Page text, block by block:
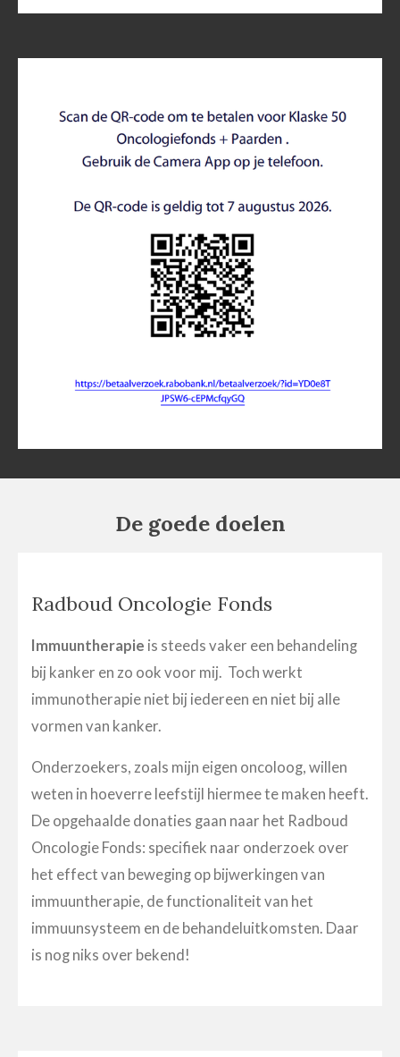
De goede doelen
Radboud Oncologie Fonds
Immuuntherapie is steeds vaker een behandeling
bij kanker en zo ook voor mij. Toch werkt
immunotherapie niet bij iedereen en niet bij alle
vormen van kanker.
Onderzoekers, zoals mijn eigen oncoloog, willen
weten in hoeverre leefstijl hiermee te maken heeft.
De opgehaalde donaties gaan naar het Radboud
Oncologie Fonds: specifiek naar onderzoek over
het effect van beweging op bijwerkingen van
immuuntherapie, de functionaliteit van het
immuunsysteem en de behandeluitkomsten. Daar
is nog niks over bekend!